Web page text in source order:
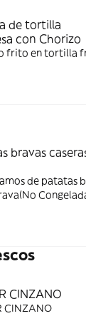
de tortilla
con Chorizo
frito en tortilla
bravas
de patatas
CINZANO
CINZANO